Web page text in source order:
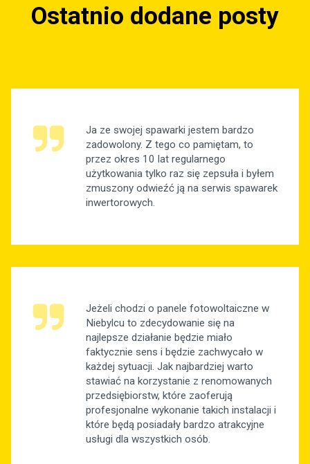
Ostatnio dodane posty
Ja ze swojej spawarki jestem bardzo
zadowolony. Z tego co pamiętam, to
przez okres 10 lat regularnego
użytkowania tylko raz się zepsuła i byłem
zmuszony odwieźć ją na serwis spawarek
inwertorowych.
Jeżeli chodzi o panele fotowoltaiczne w
Niebylcu to zdecydowanie się na
najlepsze działanie będzie miało
faktycznie sens i będzie zachwycało w
każdej sytuacji. Jak najbardziej warto
stawiać na korzystanie z renomowanych
przedsiębiorstw, które zaoferują
profesjonalne wykonanie takich instalacji i
które będą posiadały bardzo atrakcyjne
usługi dla wszystkich osób.